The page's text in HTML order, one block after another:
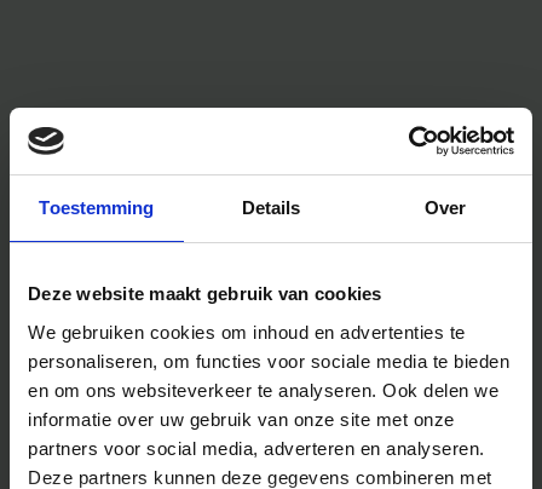
Toestemming Details Over
Deze website maakt gebruik van cookies
We gebruiken cookies om inhoud en advertenties te
personaliseren, om functies voor sociale media te bieden
en om ons websiteverkeer te analyseren. Ook delen we
informatie over uw gebruik van onze site met onze
partners voor social media, adverteren en analyseren.
Deze partners kunnen deze gegevens combineren met